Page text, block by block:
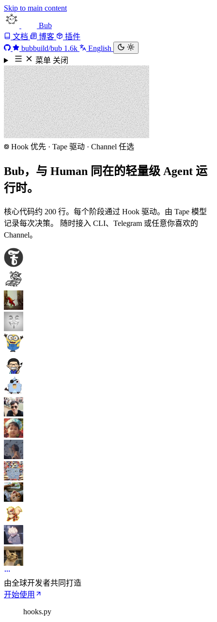
Skip to main content
Bub
文档
博客
插件
bubbuild/bub 1.6k
English
菜单 关闭
Hook 优先 · Tape 驱动 · Channel 任选
Bub，与 Human 同在的轻量级 Agent 运
行时。
核心代码约 200 行。每个阶段通过 Hook 驱动。由 Tape 模型
记录每次决策。 随时接入 CLI、Telegram 或任意你喜欢的
Channel。
由全球开发者共同打造
开始使用
hooks.py